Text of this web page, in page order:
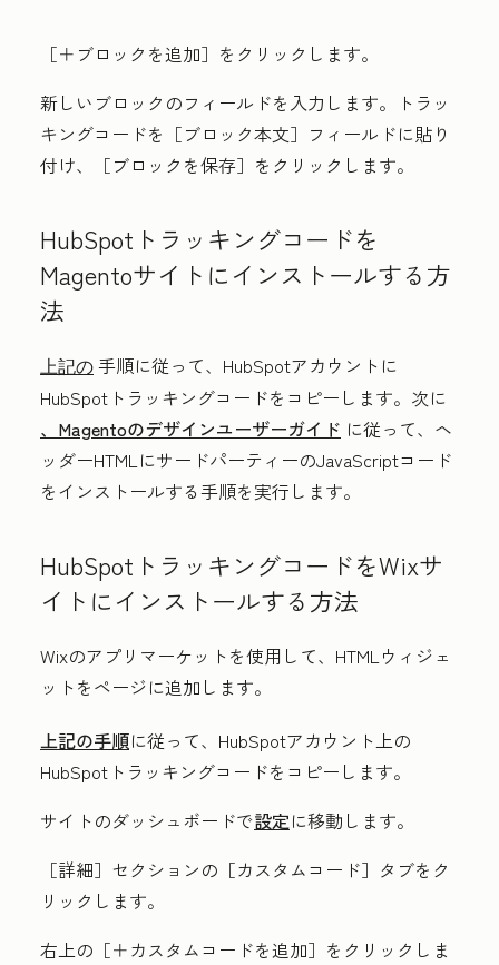
［＋ブロックを追加］をクリックします。
新しいブロックのフィールドを入力します。トラッ
キングコードを ［ブロック本文］フィールドに貼り
付け、
［ブロックを保存］をクリックします。
HubSpotトラッキングコードを
Magentoサイトにインストールする方
法
上記の手順に従って、HubSpotアカウントに
HubSpotトラッキングコードをコピーします。次に
、Magentoのデザインユーザーガイド に従って、ヘ
ッダーHTMLにサードパーティーのJavaScriptコード
をインストールする手順を実行します。
HubSpotトラッキングコードをWixサ
イトにインストールする方法
Wixのアプリマーケットを使用して、HTMLウィジェ
ットをページに追加します。
上記の手順に従って、HubSpotアカウント上の
HubSpotトラッキングコードをコピーします。
サイトのダッシュボードで設定に移動します。
［詳細］セクションの ［カスタムコード］タブをク
リックします。
右上の ［＋カスタムコードを追加］をクリックしま